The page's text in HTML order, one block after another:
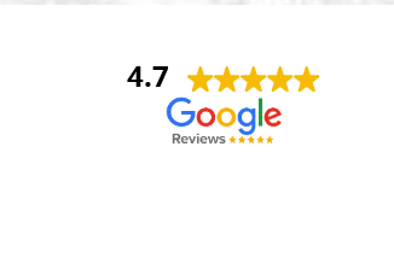
4.7
Anna Maria Negri